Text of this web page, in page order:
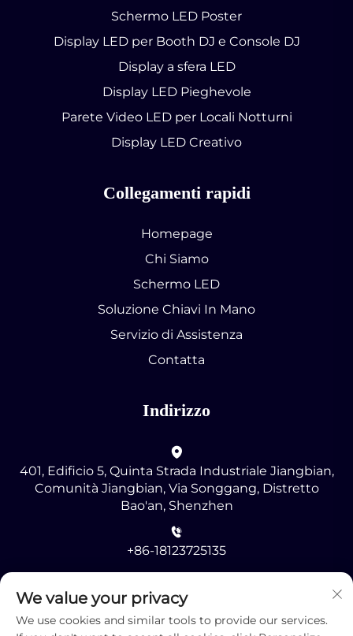
Schermo LED Poster
Display LED per Booth DJ e Console DJ
Display a sfera LED
Display LED Pieghevole
Parete Video LED per Locali Notturni
Display LED Creativo
Collegamenti rapidi
Homepage
Chi Siamo
Schermo LED
Soluzione Chiavi In Mano
Servizio di Assistenza
Contatta
Indirizzo
401, Edificio 5, Quinta Strada Industriale Jiangbian,
Comunità Jiangbian, Via Songgang, Distretto
Bao'an, Shenzhen
+86-18123725135
[email protected]
We value your privacy
We use cookies and similar tools to provide our services.